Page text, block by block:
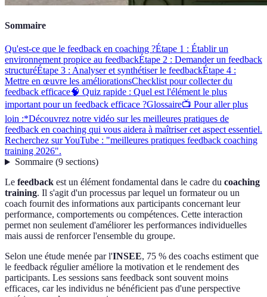
Sommaire
Qu'est-ce que le feedback en coaching ?Étape 1 : Établir un
environnement propice au feedbackÉtape 2 : Demander un feedback
structuréÉtape 3 : Analyser et synthétiser le feedbackÉtape 4 :
Mettre en œuvre les améliorationsChecklist pour collecter du
feedback efficace🧠 Quiz rapide : Quel est l'élément le plus
important pour un feedback efficace ?Glossaire📺 Pour aller plus
loin :*Découvrez notre vidéo sur les meilleures pratiques de
feedback en coaching qui vous aidera à maîtriser cet aspect essentiel.
Recherchez sur YouTube : "meilleures pratiques feedback coaching
training 2026".
Sommaire(9 sections)
Le feedback est un élément fondamental dans le cadre du coaching
training. Il s'agit d'un processus par lequel un formateur ou un
coach fournit des informations aux participants concernant leur
performance, comportements ou compétences. Cette interaction
permet non seulement d'améliorer les performances individuelles
mais aussi de renforcer l'ensemble du groupe.
Selon une étude menée par l'INSEE, 75 % des coachs estiment que
le feedback régulier améliore la motivation et le rendement des
participants. Les sessions sans feedback sont souvent moins
efficaces, car les individus ne bénéficient pas d'une perspective